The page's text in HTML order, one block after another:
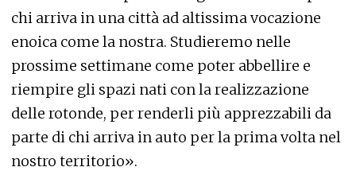
chi arriva in una città ad altissima vocazione
enoica come la nostra. Studieremo nelle
prossime settimane come poter abbellire e
riempire gli spazi nati con la realizzazione
delle rotonde, per renderli più apprezzabili da
parte di chi arriva in auto per la prima volta nel
nostro territorio».